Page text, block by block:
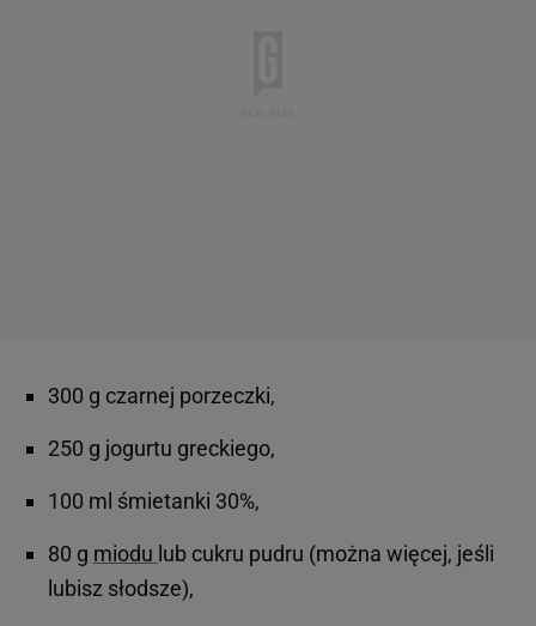
300 g czarnej porzeczki,
250 g jogurtu greckiego,
100 ml śmietanki 30%,
80 g miodu lub cukru pudru (można więcej, jeśli
lubisz słodsze),